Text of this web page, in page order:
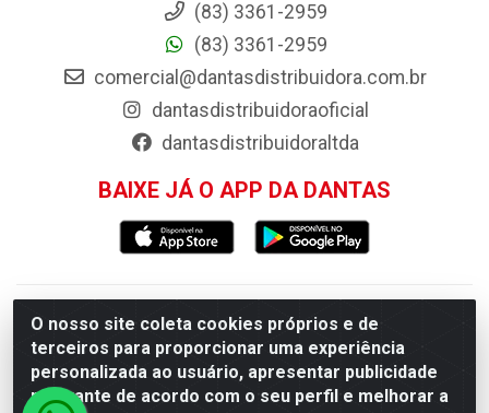
O nosso site coleta cookies próprios e de
terceiros para proporcionar uma experiência
personalizada ao usuário, apresentar publicidade
relevante de acordo com o seu perfil e melhorar a
(83) 3361-2959
(83) 3361-2959
comercial@dantasdistribuidora.com.br
dantasdistribuidoraoficial
dantasdistribuidoraltda
BAIXE JÁ O APP DA DANTAS
Dantas Distribuidora - Rua Sebastião Araújo, 404 -
Centro, Esperança/PB - CEP 58.135-000 - CNPJ
09.046.825/0001-11